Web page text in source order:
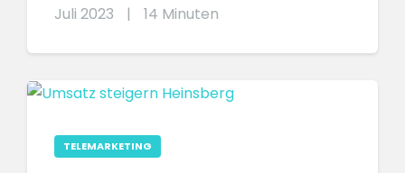
Juli 2023 | 14 Minuten
TELEMARKETING